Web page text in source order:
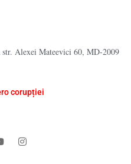
Alexei Mateevici 60, MD-2009
corupției